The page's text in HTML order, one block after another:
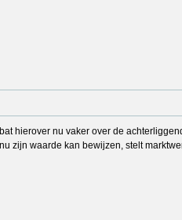
hierover nu vaker over de
zijn waarde kan bewijzen, stelt